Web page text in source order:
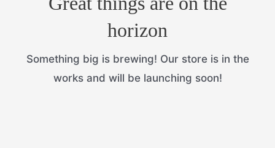
horizon
Something big is brewing! Our store is in the
works and will be launching soon!